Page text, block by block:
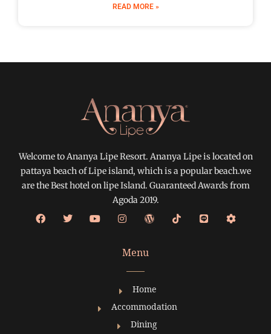
READ MORE »
Welcome to Ananya Lipe Resort. Ananya Lipe is located on
pattaya beach of Lipe island, which is a popular beach.we
are the Best hotel on lipe Island. Guaranteed Awards from
Agoda 2019.
Menu
Home
Accommodation
Dining